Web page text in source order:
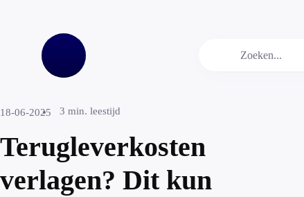
18-06-2025 3 min. leestijd
Terugleverkosten
verlagen? Dit kun